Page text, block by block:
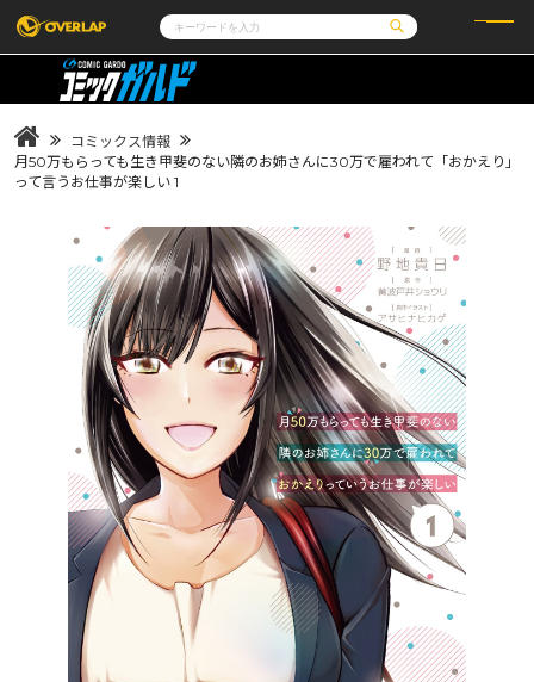
コミック
LiQulle
ラブパルフェ
ライトノベル
ロサージュノベルス
その他
コミックエッセイ
ポケットモンスター
通販・NEWS
企業
会社概要
採用情報
アクセス
オーバーラップホールディングス
お問い合わせはこちら
オーバーラップ文庫
オーバーラップノベルス
オーバーラップノベルスf
ロサージュノベルス
コミックス情報
月50万もらっても生き甲斐のない隣のお姉さんに30万で雇われて「おかえり」
って言うお仕事が楽しい 1